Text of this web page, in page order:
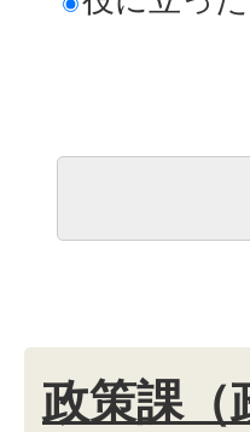
政策課（